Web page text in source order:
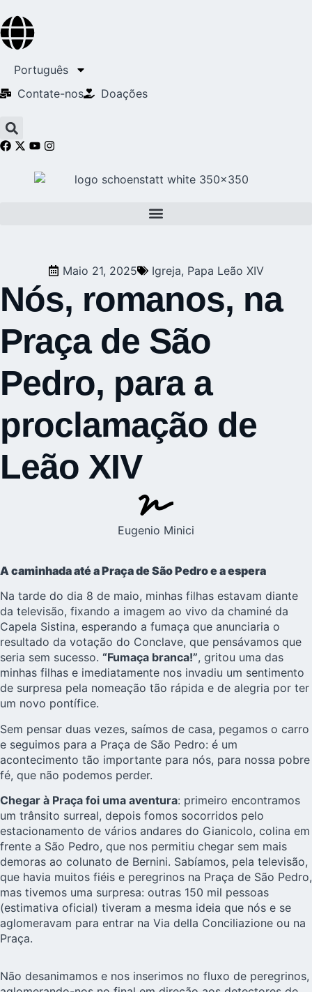
Português
Contate-nos
Doações
Maio 21, 2025 Igreja, Papa Leão XIV
Nós, romanos, na
Praça de São
Pedro, para a
proclamação de
Leão XIV
Eugenio Minici
A caminhada até a Praça de São Pedro e a espera
Na tarde do dia 8 de maio, minhas filhas estavam diante
da televisão, fixando a imagem ao vivo da chaminé da
Capela Sistina, esperando a fumaça que anunciaria o
resultado da votação do Conclave, que pensávamos que
seria sem sucesso. “Fumaça branca!”, gritou uma das
minhas filhas e imediatamente nos invadiu um sentimento
de surpresa pela nomeação tão rápida e de alegria por ter
um novo pontífice.
Sem pensar duas vezes, saímos de casa, pegamos o carro
e seguimos para a Praça de São Pedro: é um
acontecimento tão importante para nós, para nossa pobre
fé, que não podemos perder.
Chegar à Praça foi uma aventura: primeiro encontramos
um trânsito surreal, depois fomos socorridos pelo
estacionamento de vários andares do Gianicolo, colina em
frente a São Pedro, que nos permitiu chegar sem mais
demoras ao colunato de Bernini. Sabíamos, pela televisão,
que havia muitos fiéis e peregrinos na Praça de São Pedro,
mas tivemos uma surpresa: outras 150 mil pessoas
(estimativa oficial) tiveram a mesma ideia que nós e se
aglomeravam para entrar na Via della Conciliazione ou na
Praça.
Não desanimamos e nos inserimos no fluxo de peregrinos,